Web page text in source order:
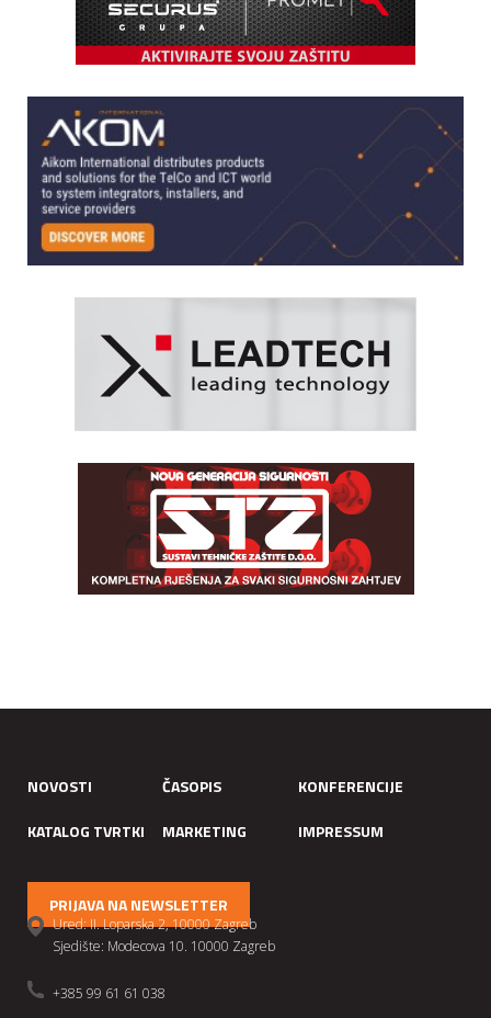
NOVOSTI ČASOPIS
KONFERENCIJE
KATALOG TVRTKI
MARKETING IMPRESSUM
PRIJAVA NA NEWSLETTER
Ured: II. Loparska 2, 10000 Zagreb
Sjedište: Modecova 10. 10000 Zagreb
+385 99 61 61 038